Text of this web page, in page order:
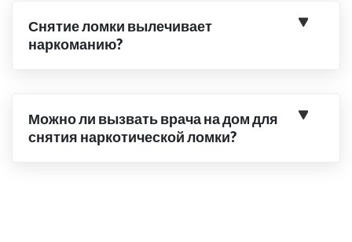
Снятие ломки вылечивает
наркоманию?
Можно ли вызвать врача на дом для
снятия наркотической ломки?